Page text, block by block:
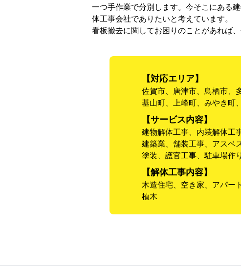
一つ手作業で分別します。今そこにある
体工事会社でありたいと考えています。
看板撤去に関してお困りのことがあれば
【対応エリア】
佐賀市、唐津市、鳥栖市、
基山町、上峰町、みやき町
【サービス内容】
建物解体工事、内装解体工
建築業、舗装工事、アスベ
塗装、護官工事、駐車場作
【解体工事内容】
木造住宅、空き家、アパー
植木